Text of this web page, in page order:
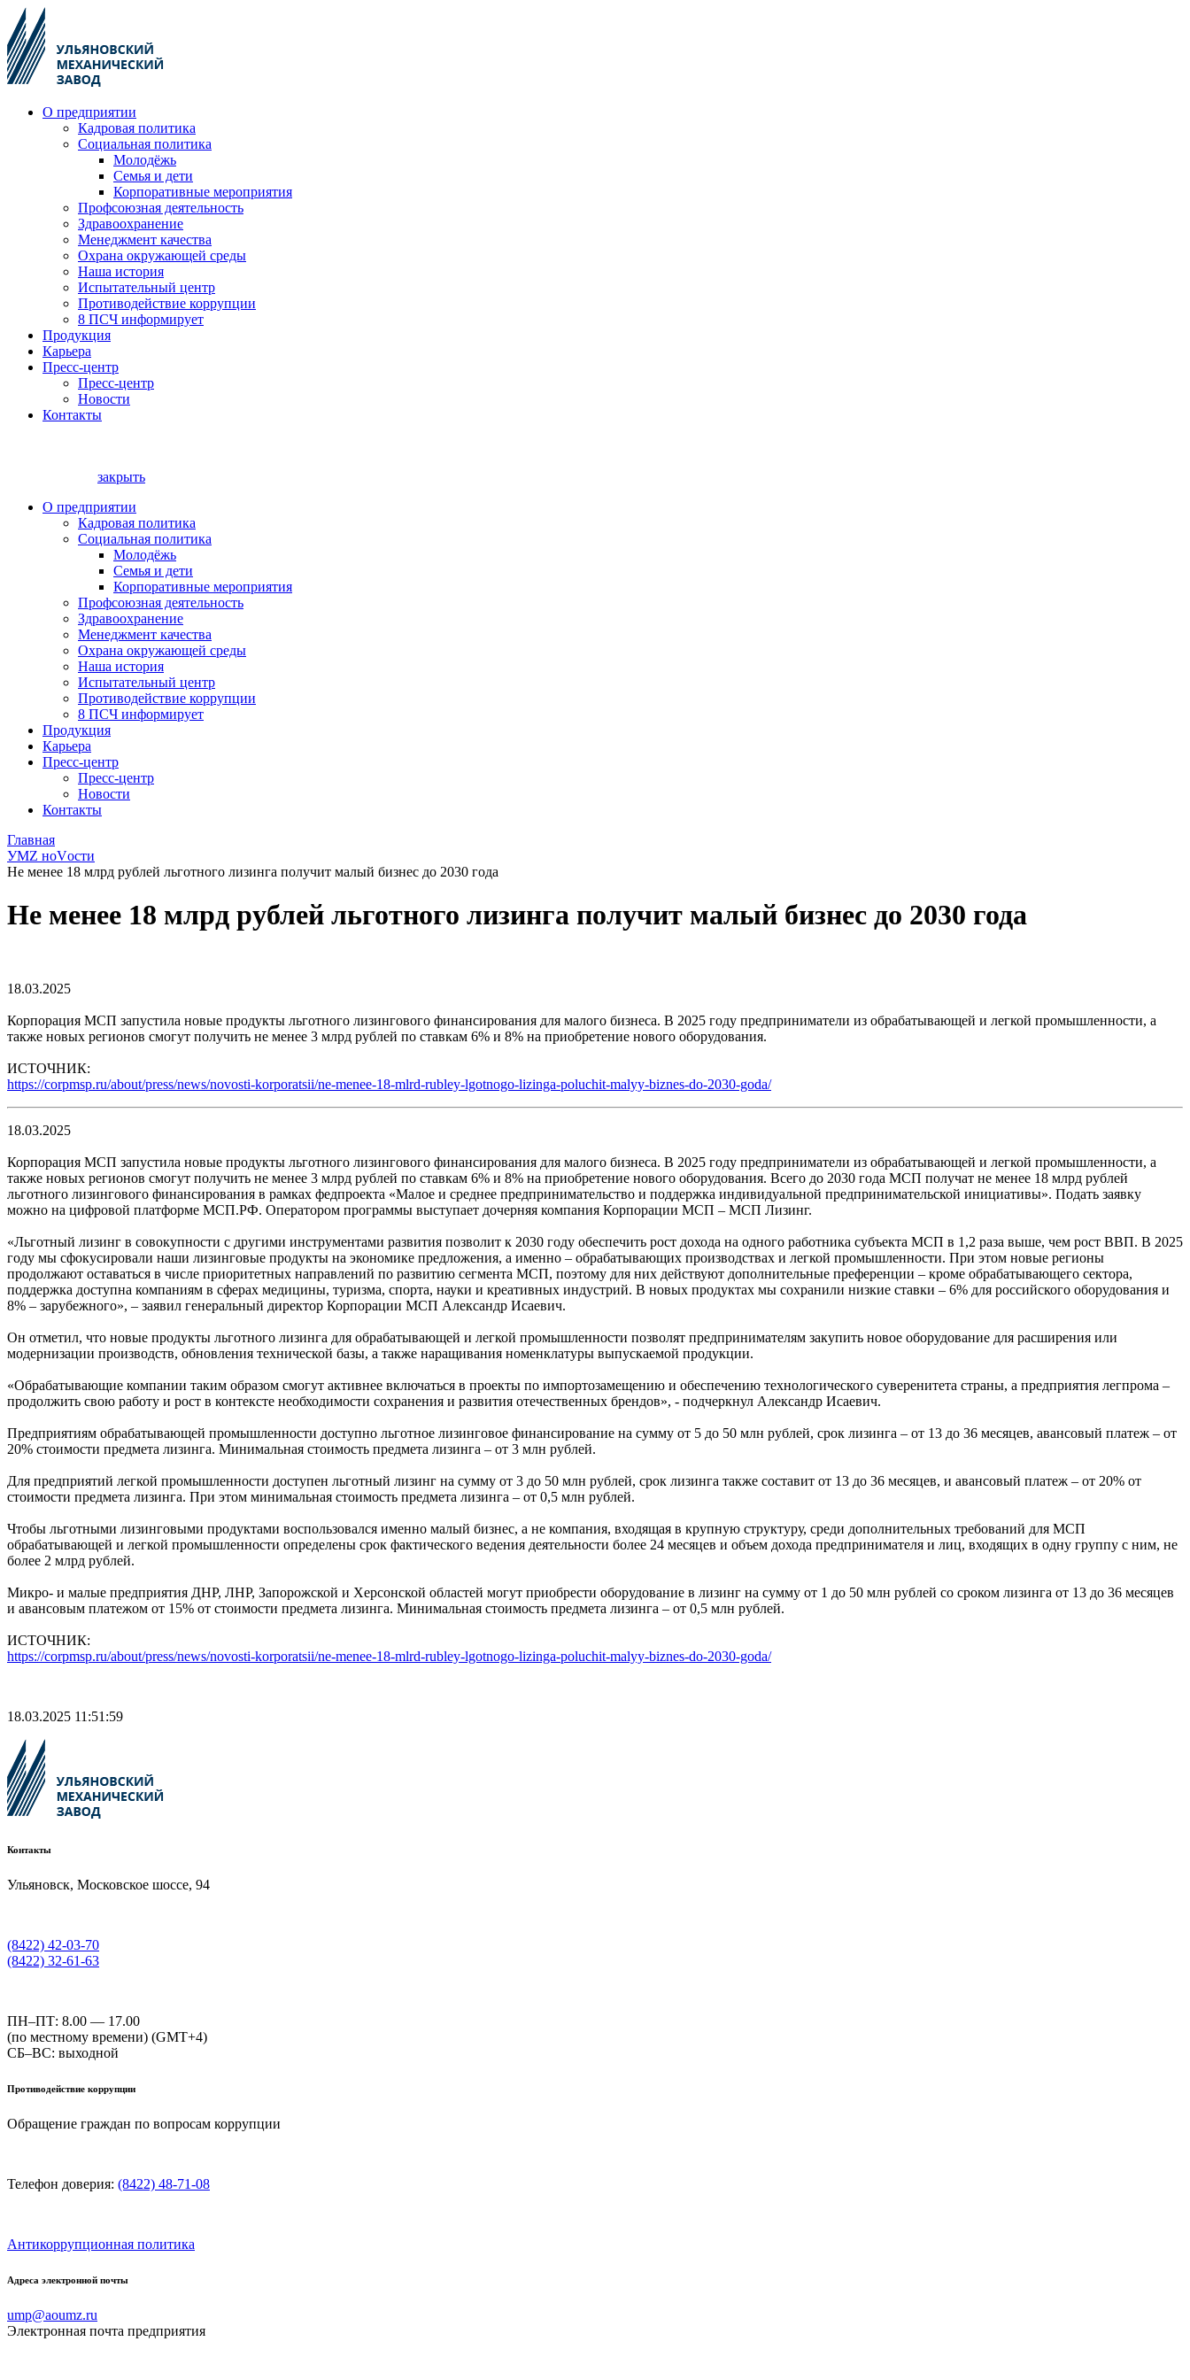
О предприятии
Кадровая политика
Социальная политика
Молодёжь
Семья и дети
Корпоративные мероприятия
Профсоюзная деятельность
Здравоохранение
Менеджмент качества
Охрана окружающей среды
Наша история
Испытательный центр
Противодействие коррупции
8 ПСЧ информирует
Продукция
Карьера
Пресс-центр
Пресс-центр
Новости
Контакты
закрыть
О предприятии
Кадровая политика
Социальная политика
Молодёжь
Семья и дети
Корпоративные мероприятия
Профсоюзная деятельность
Здравоохранение
Менеджмент качества
Охрана окружающей среды
Наша история
Испытательный центр
Противодействие коррупции
8 ПСЧ информирует
Продукция
Карьера
Пресс-центр
Пресс-центр
Новости
Контакты
Главная
УМZ ноVости
Не менее 18 млрд рублей льготного лизинга получит малый бизнес до 2030 года
Не менее 18 млрд рублей льготного лизинга получит малый бизнес до 2030 года
18.03.2025
Корпорация МСП запустила новые продукты льготного лизингового финансирования для малого бизнеса. В 2025 году предприниматели из обрабатывающей и легкой промышленности, а
также новых регионов смогут получить не менее 3 млрд рублей по ставкам 6% и 8% на приобретение нового оборудования.
ИСТОЧНИК:
https://corpmsp.ru/about/press/news/novosti-korporatsii/ne-menee-18-mlrd-rubley-lgotnogo-lizinga-poluchit-malyy-biznes-do-2030-goda/
18.03.2025
Корпорация МСП запустила новые продукты льготного лизингового финансирования для малого бизнеса. В 2025 году предприниматели из обрабатывающей и легкой промышленности, а
также новых регионов смогут получить не менее 3 млрд рублей по ставкам 6% и 8% на приобретение нового оборудования. Всего до 2030 года МСП получат не менее 18 млрд рублей
льготного лизингового финансирования в рамках федпроекта «Малое и среднее предпринимательство и поддержка индивидуальной предпринимательской инициативы». Подать заявку
можно на цифровой платформе МСП.РФ. Оператором программы выступает дочерняя компания Корпорации МСП – МСП Лизинг.
«Льготный лизинг в совокупности с другими инструментами развития позволит к 2030 году обеспечить рост дохода на одного работника субъекта МСП в 1,2 раза выше, чем рост ВВП. В 2025
году мы сфокусировали наши лизинговые продукты на экономике предложения, а именно – обрабатывающих производствах и легкой промышленности. При этом новые регионы
продолжают оставаться в числе приоритетных направлений по развитию сегмента МСП, поэтому для них действуют дополнительные преференции – кроме обрабатывающего сектора,
поддержка доступна компаниям в сферах медицины, туризма, спорта, науки и креативных индустрий. В новых продуктах мы сохранили низкие ставки – 6% для российского оборудования и
8% – зарубежного», – заявил генеральный директор Корпорации МСП Александр Исаевич.
Он отметил, что новые продукты льготного лизинга для обрабатывающей и легкой промышленности позволят предпринимателям закупить новое оборудование для расширения или
модернизации производств, обновления технической базы, а также наращивания номенклатуры выпускаемой продукции.
«Обрабатывающие компании таким образом смогут активнее включаться в проекты по импортозамещению и обеспечению технологического суверенитета страны, а предприятия легпрома –
продолжить свою работу и рост в контексте необходимости сохранения и развития отечественных брендов», - подчеркнул Александр Исаевич.
Предприятиям обрабатывающей промышленности доступно льготное лизинговое финансирование на сумму от 5 до 50 млн рублей, срок лизинга – от 13 до 36 месяцев, авансовый платеж – от
20% стоимости предмета лизинга. Минимальная стоимость предмета лизинга – от 3 млн рублей.
Для предприятий легкой промышленности доступен льготный лизинг на сумму от 3 до 50 млн рублей, срок лизинга также составит от 13 до 36 месяцев, и авансовый платеж – от 20% от
стоимости предмета лизинга. При этом минимальная стоимость предмета лизинга – от 0,5 млн рублей.
Чтобы льготными лизинговыми продуктами воспользовался именно малый бизнес, а не компания, входящая в крупную структуру, среди дополнительных требований для МСП
обрабатывающей и легкой промышленности определены срок фактического ведения деятельности более 24 месяцев и объем дохода предпринимателя и лиц, входящих в одну группу с ним, не
более 2 млрд рублей.
Микро- и малые предприятия ДНР, ЛНР, Запорожской и Херсонской областей могут приобрести оборудование в лизинг на сумму от 1 до 50 млн рублей со сроком лизинга от 13 до 36 месяцев
и авансовым платежом от 15% от стоимости предмета лизинга. Минимальная стоимость предмета лизинга – от 0,5 млн рублей.
ИСТОЧНИК:
https://corpmsp.ru/about/press/news/novosti-korporatsii/ne-menee-18-mlrd-rubley-lgotnogo-lizinga-poluchit-malyy-biznes-do-2030-goda/
18.03.2025 11:51:59
Контакты
Ульяновск, Московское шоссе, 94
(8422) 42-03-70
(8422) 32-61-63
ПН–ПТ: 8.00 — 17.00
(по местному времени) (GMT+4)
СБ–ВС: выходной
Противодействие коррупции
Обращение граждан по вопросам коррупции
Телефон доверия: (8422) 48-71-08
Антикоррупционная политика
Адреса электронной почты
ump@aoumz.ru
Электронная почта предприятия